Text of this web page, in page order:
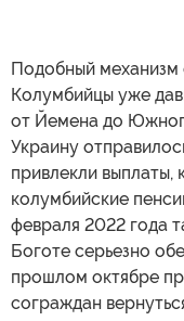
Подобный
Колумбийцы уже
от Йемена до
Украину
привлекли выплаты,
колумбийские
февраля 2022 года
Боготе серьезно
прошлом октябре
сограждан